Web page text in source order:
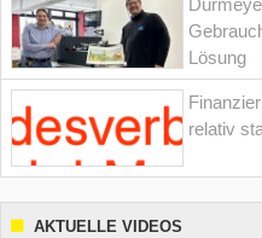
Lösung
relativ
AKTUELLE VIDEOS